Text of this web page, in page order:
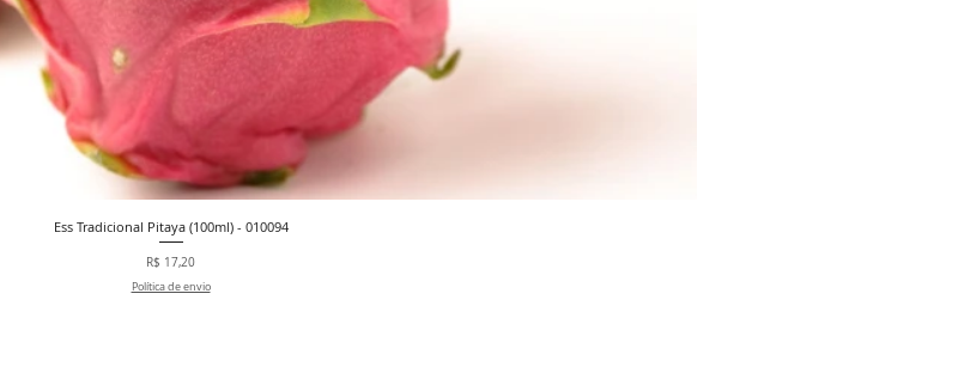
Visualização rápida
Ess Tradicional Pitaya (100ml) - 010094
Preço
R$ 17,20
Política de envio